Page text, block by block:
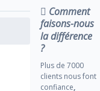
Comment
faisons-nous
la différence
?
Plus de 7000
clients nous font
confiance,